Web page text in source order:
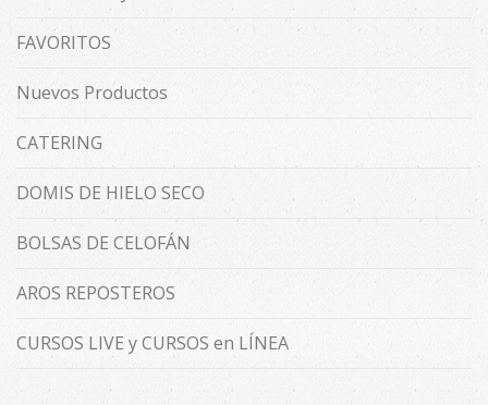
FAVORITOS
Nuevos Productos
CATERING
DOMIS DE HIELO SECO
BOLSAS DE CELOFÁN
AROS REPOSTEROS
CURSOS LIVE y CURSOS en LÍNEA